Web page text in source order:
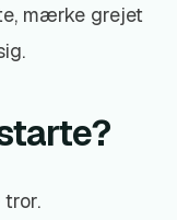
mærke grejet
tror.